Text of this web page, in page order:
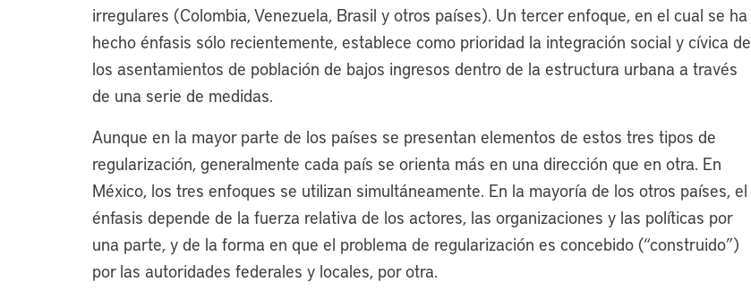
irregulares (Colombia, Venezuela, Brasil y otros países). Un tercer enfoque, en el cual se ha
hecho énfasis sólo recientemente, establece como prioridad la integración social y cívica de
los asentamientos de población de bajos ingresos dentro de la estructura urbana a través
de una serie de medidas.
Aunque en la mayor parte de los países se presentan elementos de estos tres tipos de
regularización, generalmente cada país se orienta más en una dirección que en otra. En
México, los tres enfoques se utilizan simultáneamente. En la mayoría de los otros países, el
énfasis depende de la fuerza relativa de los actores, las organizaciones y las políticas por
una parte, y de la forma en que el problema de regularización es concebido (“construido”)
por las autoridades federales y locales, por otra.